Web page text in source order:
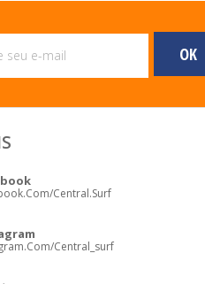
central.surf
central_surf